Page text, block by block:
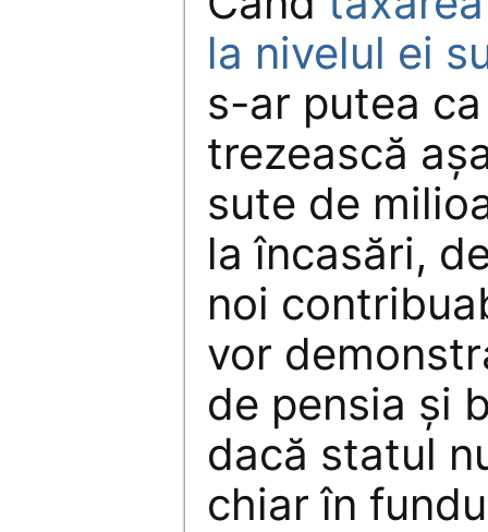
la nivelul ei
s-ar putea
trezească
sute de
la încasări,
noi
vor
de pensia și
dacă statul
chiar în